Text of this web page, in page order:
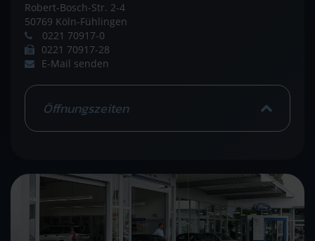
Robert-Bosch-Str. 2-4
50769 Köln-Fühlingen
0221 70917-0
0221 70917-28
E-Mail senden
Öffnungszeiten